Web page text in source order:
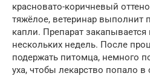
красновато-коричневый
тяжёлое, ветеринар выполнит
капли. Препарат
нескольких недель. После
подержать питомца, немного
уха, чтобы лекарство попало